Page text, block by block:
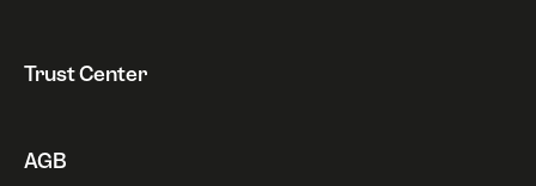
Trust Center
AGB